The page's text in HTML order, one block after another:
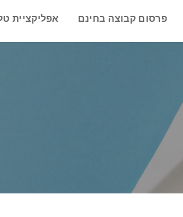
פרסום קבוצה בחינם אפליקציית